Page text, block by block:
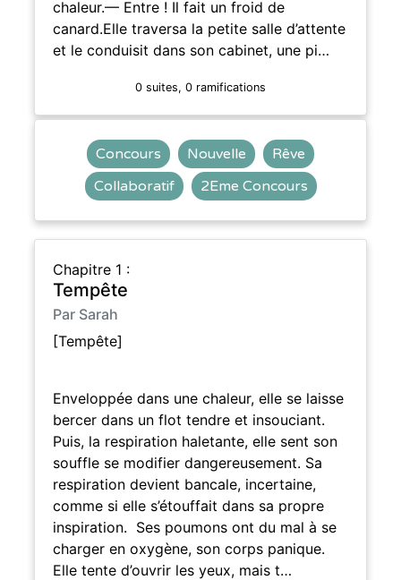
chaleur.— Entre ! Il fait un froid de
canard.Elle traversa la petite salle d’attente
et le conduisit dans son cabinet, une pi…
0 suites, 0 ramifications
Concours Nouvelle
Rêve
Collaboratif
2Eme Concours
Chapitre 1 :
Tempête
Par Sarah
[Tempête]
Enveloppée dans une chaleur, elle se laisse
bercer dans un flot tendre et insouciant.
Puis, la respiration haletante, elle sent son
souffle se modifier dangereusement. Sa
respiration devient bancale, incertaine,
comme si elle s’étouffait dans sa propre
inspiration. Ses poumons ont du mal à se
charger en oxygène, son corps panique.
Elle tente d’ouvrir les yeux, mais t…